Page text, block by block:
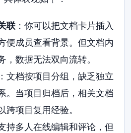
联：你可以把文档卡片插入
便成员查看背景。但文档内
，数据无法双向流转。
文档按项目分组，缺乏独立
。当项目归档后，相关文档
跨项目复用经验。
持多人在线编辑和评论，但